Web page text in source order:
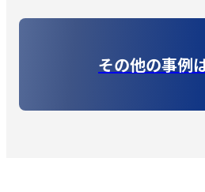
その他の事例